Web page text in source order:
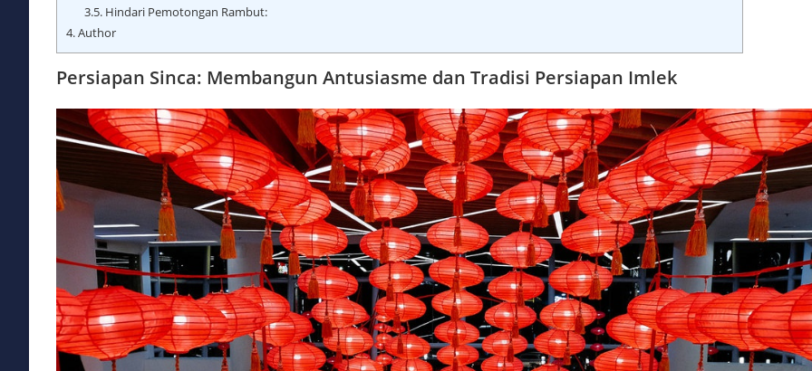
3.5.Hindari Pemotongan Rambut:
4.Author
Persiapan Sinca: Membangun Antusiasme dan Tradisi Persiapan Imlek